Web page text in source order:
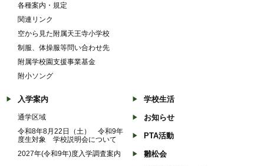
各種案内・規定
関連リンク
空から見た附属天王寺小学校
制服、体操服等問い合わせ先
附属学校園支援事業基金
附小ソング
入学案内
通学区域
令和8年8月22日（土） 令和9年
度生対象 学校説明会について
2027年(令和9年)度入学調査案内
学校生活
お知らせ
PTA活動
雛松会